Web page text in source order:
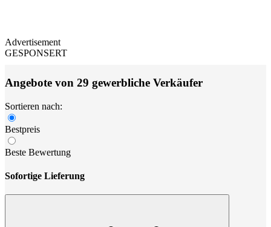
Advertisement
GESPONSERT
Angebote von 29 gewerbliche Verkäufer
Sortieren nach:
Bestpreis
Beste Bewertung
Sofortige Lieferung